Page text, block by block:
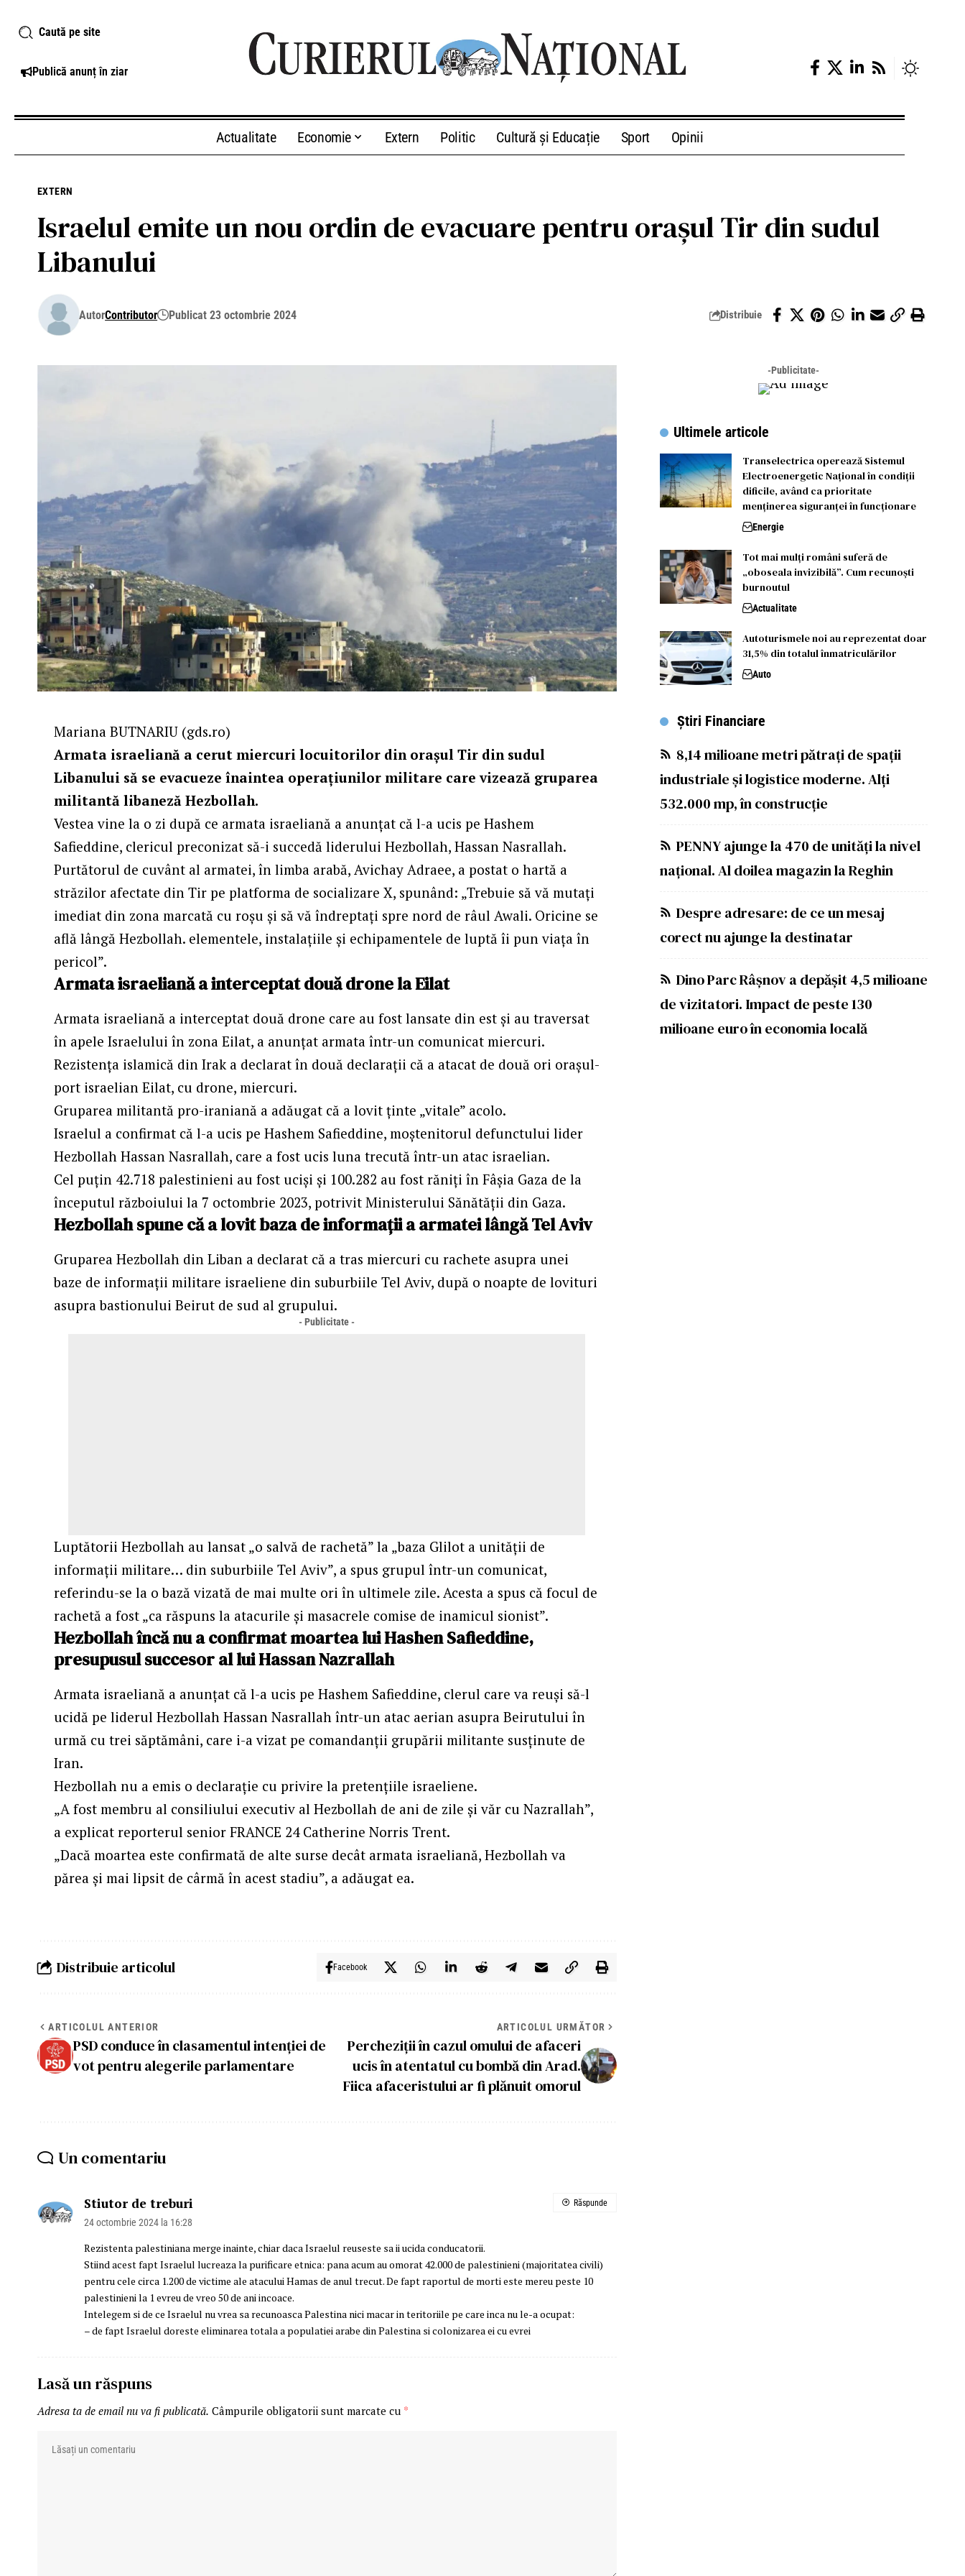
Caută pe site
Publică anunț în ziar
Actualitate Economie Extern Politic Cultură și Educație Sport Opinii
EXTERN
Israelul emite un nou ordin de evacuare pentru orașul Tir din sudul
Libanului
AutorContributor Publicat 23 octombrie 2024 Distribuie
Mariana BUTNARIU (gds.ro)
Armata israeliană a cerut miercuri locuitorilor din orașul Tir din sudul
Libanului să se evacueze înaintea operațiunilor militare care vizează gruparea
militantă libaneză Hezbollah.
Vestea vine la o zi după ce armata israeliană a anunțat că l-a ucis pe Hashem
Safieddine, clericul preconizat să-i succedă liderului Hezbollah, Hassan Nasrallah.
Purtătorul de cuvânt al armatei, în limba arabă, Avichay Adraee, a postat o hartă a
străzilor afectate din Tir pe platforma de socializare X, spunând: „Trebuie să vă mutați
imediat din zona marcată cu roșu și să vă îndreptați spre nord de râul Awali. Oricine se
află lângă Hezbollah. elementele, instalațiile și echipamentele de luptă îi pun viața în
pericol”.
Armata israeliană a interceptat două drone la Eilat
Armata israeliană a interceptat două drone care au fost lansate din est și au traversat
în apele Israelului în zona Eilat, a anunțat armata într-un comunicat miercuri.
Rezistența islamică din Irak a declarat în două declarații că a atacat de două ori orașul-
port israelian Eilat, cu drone, miercuri.
Gruparea militantă pro-iraniană a adăugat că a lovit ținte „vitale” acolo.
Israelul a confirmat că l-a ucis pe Hashem Safieddine, moștenitorul defunctului lider
Hezbollah Hassan Nasrallah, care a fost ucis luna trecută într-un atac israelian.
Cel puțin 42.718 palestinieni au fost uciși și 100.282 au fost răniți în Fâșia Gaza de la
începutul războiului la 7 octombrie 2023, potrivit Ministerului Sănătății din Gaza.
Hezbollah spune că a lovit baza de informații a armatei lângă Tel Aviv
Gruparea Hezbollah din Liban a declarat că a tras miercuri cu rachete asupra unei
baze de informații militare israeliene din suburbiile Tel Aviv, după o noapte de lovituri
asupra bastionului Beirut de sud al grupului.
- Publicitate -
Luptătorii Hezbollah au lansat „o salvă de rachetă” la „baza Glilot a unității de
informații militare… din suburbiile Tel Aviv”, a spus grupul într-un comunicat,
referindu-se la o bază vizată de mai multe ori în ultimele zile. Acesta a spus că focul de
rachetă a fost „ca răspuns la atacurile și masacrele comise de inamicul sionist”.
Hezbollah încă nu a confirmat moartea lui Hashen Safieddine,
presupusul succesor al lui Hassan Nazrallah
Armata israeliană a anunțat că l-a ucis pe Hashem Safieddine, clerul care va reuși să-l
ucidă pe liderul Hezbollah Hassan Nasrallah într-un atac aerian asupra Beirutului în
urmă cu trei săptămâni, care i-a vizat pe comandanții grupării militante susținute de
Iran.
Hezbollah nu a emis o declarație cu privire la pretențiile israeliene.
„A fost membru al consiliului executiv al Hezbollah de ani de zile și văr cu Nazrallah”,
a explicat reporterul seniorFRANCE 24Catherine Norris Trent.
„Dacă moartea este confirmată de alte surse decât armata israeliană, Hezbollah va
părea și mai lipsit de cârmă în acest stadiu”, a adăugat ea.
Distribuie articolul Facebook
ARTICOLUL ANTERIOR
PSD conduce în clasamentul intenției de
vot pentru alegerile parlamentare
ARTICOLUL URMĂTOR
Percheziţii în cazul omului de afaceri
ucis în atentatul cu bombă din Arad.
Fiica afaceristului ar fi plănuit omorul
Un comentariu
Stiutor de treburi
24 octombrie 2024 la 16:28
Rezistenta palestiniana merge inainte, chiar daca Israelul reuseste sa ii ucida conducatorii.
Stiind acest fapt Israelul lucreaza la purificare etnica: pana acum au omorat 42.000 de palestinieni (majoritatea civili)
pentru cele circa 1.200 de victime ale atacului Hamas de anul trecut. De fapt raportul de morti este mereu peste 10
palestinieni la 1 evreu de vreo 50 de ani incoace.
Intelegem si de ce Israelul nu vrea sa recunoasca Palestina nici macar in teritoriile pe care inca nu le-a ocupat:
– de fapt Israelul doreste eliminarea totala a populatiei arabe din Palestina si colonizarea ei cu evrei
Răspunde
Lasă un răspuns
Adresa ta de email nu va fi publicată. Câmpurile obligatorii sunt marcate cu *
-Publicitate-
Ultimele articole
Transelectrica operează Sistemul
Electroenergetic Național în condiții
dificile, având ca prioritate
menținerea siguranței în funcționare
Energie
Tot mai mulți români suferă de
„oboseala invizibilă”. Cum recunoști
burnoutul
Actualitate
Autoturismele noi au reprezentat doar
31,5% din totalul înmatriculărilor
Auto
Știri Financiare
8,14 milioane metri pătrați de spații
industriale și logistice moderne. Alți
532.000 mp, în construcție
PENNY ajunge la 470 de unități la nivel
național. Al doilea magazin la Reghin
Despre adresare: de ce un mesaj
corect nu ajunge la destinatar
Dino Parc Râșnov a depășit 4,5 milioane
de vizitatori. Impact de peste 130
milioane euro în economia locală